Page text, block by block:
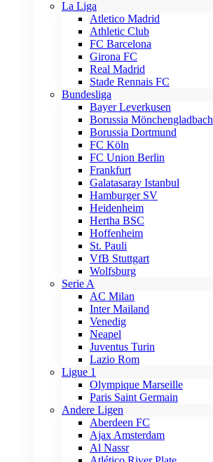
La Liga
Atletico Madrid
Athletic Club
FC Barcelona
Girona FC
Real Madrid
Stade Rennais FC
Bundesliga
Bayer Leverkusen
Borussia Mönchengladbach
Borussia Dortmund
FC Köln
FC Union Berlin
Frankfurt
Galatasaray Istanbul
Hamburger SV
Heidenheim
Hertha BSC
Hoffenheim
St. Pauli
VfB Stuttgart
Wolfsburg
Serie A
AC Milan
Inter Mailand
Venedig
Neapel
Juventus Turin
Lazio Rom
Ligue 1
Olympique Marseille
Paris Saint Germain
Andere Ligen
Aberdeen FC
Ajax Amsterdam
Al Nassr